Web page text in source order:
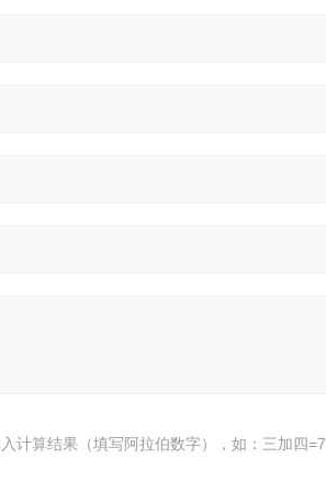
计算结果（填写阿拉伯数字），如：三加四=7